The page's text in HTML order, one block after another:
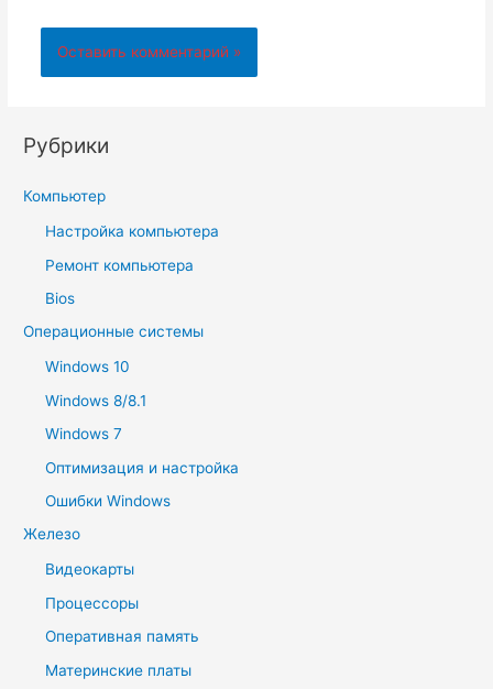
Рубрики
Компьютер
Настройка компьютера
Ремонт компьютера
Bios
Операционные системы
Windows 10
Windows 8/8.1
Windows 7
Оптимизация и настройка
Ошибки Windows
Железо
Видеокарты
Процессоры
Оперативная память
Материнские платы